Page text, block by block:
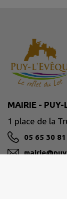
MAIRIE - PUY-
1 place de la
05 65 30